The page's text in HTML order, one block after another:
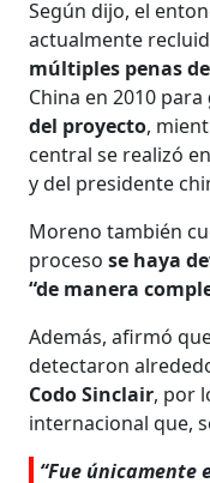
Según dijo, el
actualmente
múltiples penas
China en 2010 para
del proyecto,
central se realizó
y del presidente
Moreno también
procesose haya
“de manera
Además, afirmó
detectaron
Codo Sinclair, por
internacional que,
“Fue únicamente